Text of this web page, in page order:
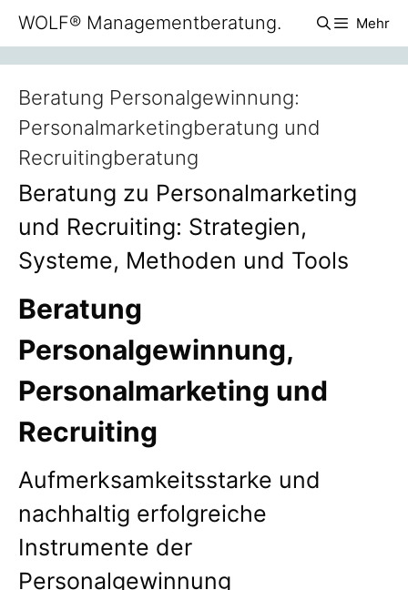
Zum
Inhalt
springen
WOLF® Managementberatung. Mehr
Beratung Personalgewinnung:
Personalmarketingberatung und
Recruitingberatung
Beratung zu Personalmarketing
und Recruiting: Strategien,
Systeme, Methoden und Tools
Beratung
Personalgewinnung,
Personalmarketing und
Recruiting
Aufmerksamkeitsstarke und
nachhaltig erfolgreiche
Instrumente der
Personalgewinnung